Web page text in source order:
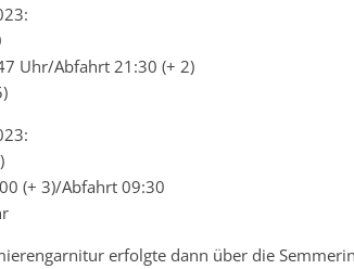
Uhr/Abfahrt 21:30 (+ 2)
(+ 3)/Abfahrt 09:30
erfolgte dann über die